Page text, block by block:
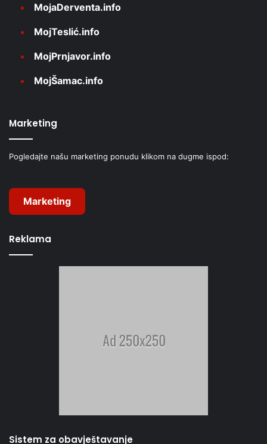
MojaDerventa.info
MojTeslić.info
MojPrnjavor.info
MojŠamac.info
Marketing
Pogledajte našu marketing ponudu klikom na dugme ispod:
Marketing
Reklama
Sistem za obavještavanje